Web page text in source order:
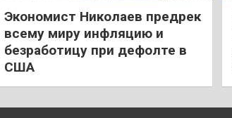
Экономист Николаев предрек
всему миру инфляцию и
безработицу при дефолте в
США